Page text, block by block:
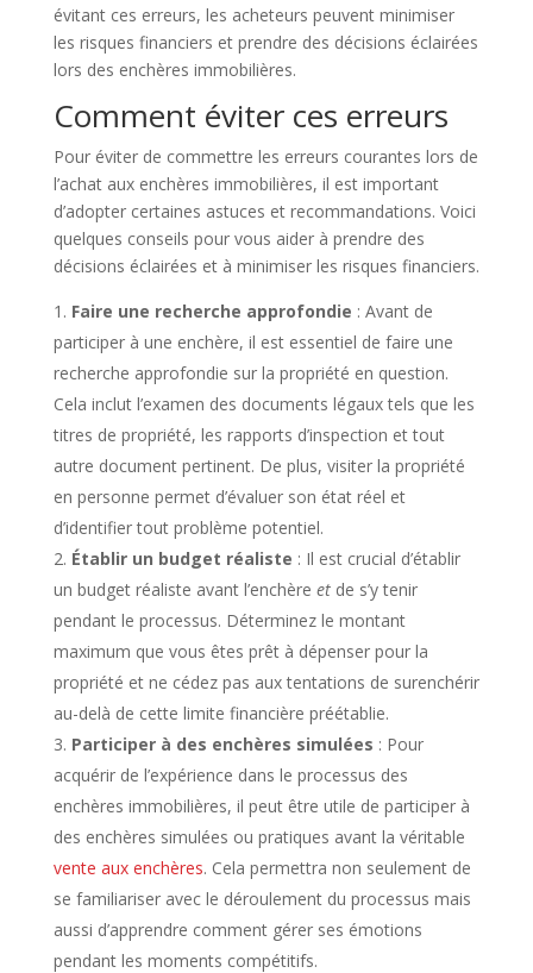
évitant ces erreurs, les acheteurs peuvent minimiser
les risques financiers et prendre des décisions éclairées
lors des enchères immobilières.
Comment éviter ces erreurs
Pour éviter de commettre les erreurs courantes lors de
l’achat aux enchères immobilières, il est important
d’adopter certaines astuces et recommandations. Voici
quelques conseils pour vous aider à prendre des
décisions éclairées et à minimiser les risques financiers.
Faire une recherche approfondie : Avant de
participer à une enchère, il est essentiel de faire une
recherche approfondie sur la propriété en question.
Cela inclut l’examen des documents légaux tels que les
titres de propriété, les rapports d’inspection et tout
autre document pertinent. De plus, visiter la propriété
en personne permet d’évaluer son état réel et
d’identifier tout problème potentiel.
Établir un budget réaliste : Il est crucial d’établir
un budget réaliste avant l’enchère etde s’y tenir
pendant le processus. Déterminez le montant
maximum que vous êtes prêt à dépenser pour la
propriété et ne cédez pas aux tentations de surenchérir
au-delà de cette limite financière préétablie.
Participer à des enchères simulées : Pour
acquérir de l’expérience dans le processus des
enchères immobilières, il peut être utile de participer à
des enchères simulées ou pratiques avant la véritable
vente aux enchères. Cela permettra non seulement de
se familiariser avec le déroulement du processus mais
aussi d’apprendre comment gérer ses émotions
pendant les moments compétitifs.